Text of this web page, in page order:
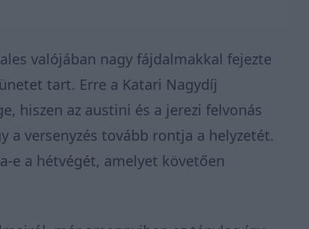
valójában nagy fájdalmakkal fejezte
tart. Erre a Katari Nagydíj
hiszen az austini és a jerezi felvonás
a versenyzés tovább rontja a helyzetét.
e a hétvégét, amelyet követően